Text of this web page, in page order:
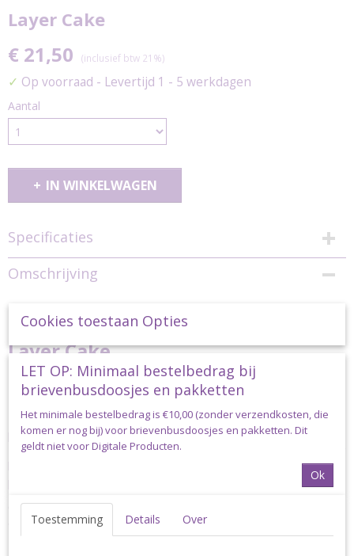
Layer Cake
€ 21,50 (inclusief btw 21%)
✓ Op voorraad - Levertijd 1 - 5 werkdagen
Aantal
IN WINKELWAGEN
Specificaties
Productcode
colourcake-6015
Omschrijving
Durable Colour Cake 6015 Rainbow
Layer Cake
Durable Colour Cake is een getwijnde cakegaren van 250 gram /
1000 mtr met een prachtig kleurverloop.
Het garen is gemaakt van 55% organische katoen en 45% anti
pilling acryl.
Deze bol heeft maar liefst een looplengte van 1000 mtr waardoor
het uitstekend geschikt is voor grote sjaals, kleding en homedeco
Ook wordt het veel gebruikt voor projecten met grote ringen en
of frames.
Cookies toestaan Opties
LET OP: Minimaal bestelbedrag bij
brievenbusdoosjes en pakketten
Het minimale bestelbedrag is €10,00 (zonder verzendkosten, die
komen er nog bij) voor brievenbusdoosjes en pakketten. Dit
geldt niet voor Digitale Producten.
Ok
Toestemming Details Over